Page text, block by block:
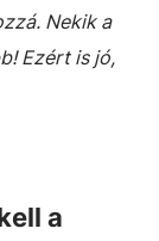
Nekik a
Ezért is jó,
a